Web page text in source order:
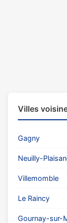
Villes
Gagny
Neuilly-
Villemomble
Le Raincy
Gournay-sur-